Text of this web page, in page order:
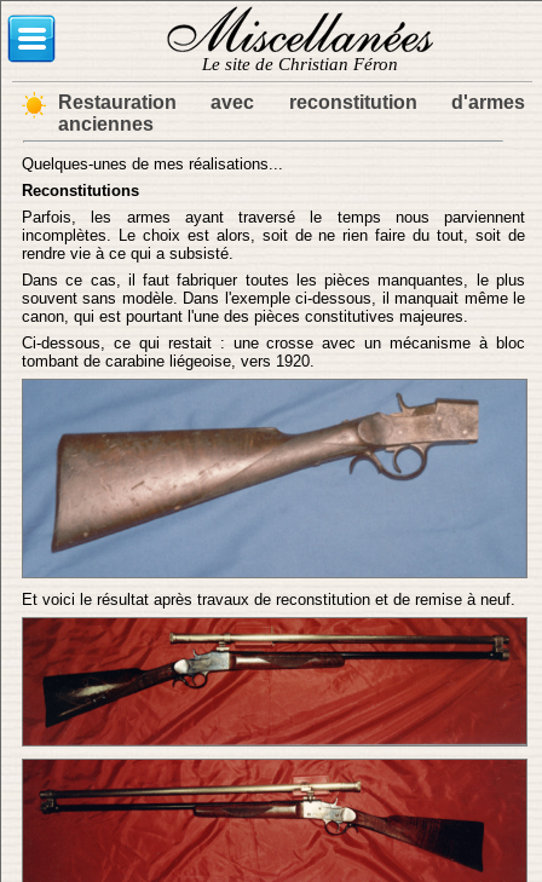
Le site de Christian Féron
Restauration avec reconstitution d'armes
anciennes
Quelques-unes de mes réalisations...
Reconstitutions
Parfois, les armes ayant traversé le temps nous parviennent
incomplètes. Le choix est alors, soit de ne rien faire du tout, soit de
rendre vie à ce qui a subsisté.
Dans ce cas, il faut fabriquer toutes les pièces manquantes, le plus
souvent sans modèle. Dans l'exemple ci-dessous, il manquait même le
canon, qui est pourtant l'une des pièces constitutives majeures.
Ci-dessous, ce qui restait : une crosse avec un mécanisme à bloc
tombant de carabine liégeoise, vers 1920.
Et voici le résultat après travaux de reconstitution et de remise à neuf.